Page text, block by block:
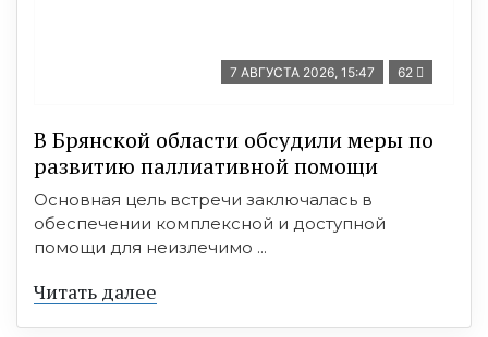
7 АВГУСТА 2026, 15:47 62
В Брянской области обсудили меры по
развитию паллиативной помощи
Основная цель встречи заключалась в
обеспечении комплексной и доступной
помощи для неизлечимо ...
Читать далее